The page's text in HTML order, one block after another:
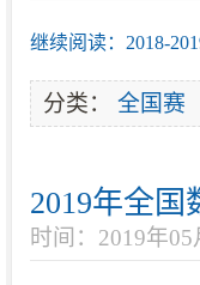
继续阅读：2018-
分类： 全国赛
2019年全
时间：2019年05